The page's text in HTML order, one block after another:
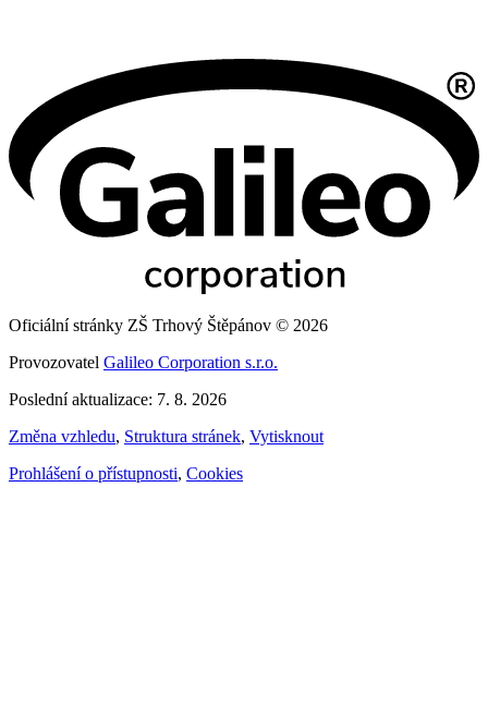
Oficiální stránky ZŠ Trhový Štěpánov © 2026
Provozovatel Galileo Corporation s.r.o.
Poslední aktualizace: 7. 8. 2026
Změna vzhledu, Struktura stránek, Vytisknout
Prohlášení o přístupnosti, Cookies